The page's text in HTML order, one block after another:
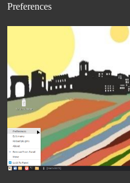
Preferences